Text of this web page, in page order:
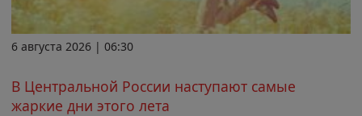
6 августа 2026 | 06:30
В Центральной России наступают самые
жаркие дни этого лета